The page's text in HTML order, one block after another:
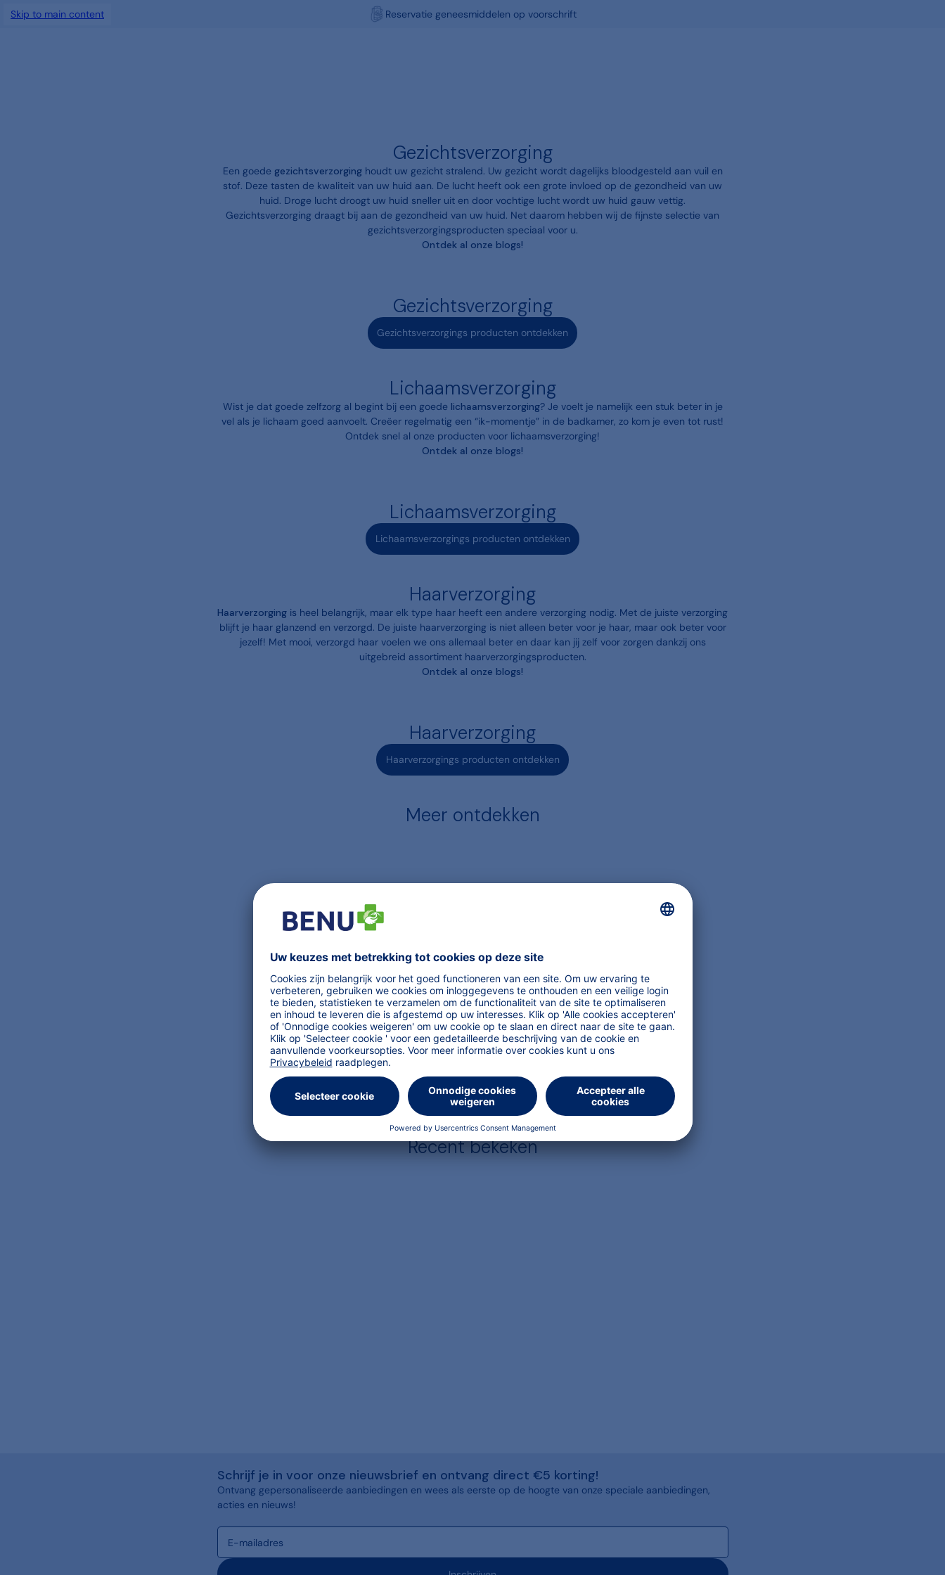
Skip to main content Gratis Click & Collect
Gezichtsverzorging
Een goede gezichtsverzorging houdt uw gezicht stralend. Uw gezicht wordt dagelijks bloodgesteld aan vuil en
stof. Deze tasten de kwaliteit van uw huid aan. De lucht heeft ook een grote invloed op de gezondheid van uw
huid. Droge lucht droogt uw huid sneller uit en door vochtige lucht wordt uw huid gauw vettig.
Gezichtsverzorging draagt bij aan de gezondheid van uw huid. Net daarom hebben wij de fijnste selectie van
gezichtsverzorgingsproducten speciaal voor u.
Ontdek al onze blogs!
Gezichtsverzorging
Gezichtsverzorgings producten ontdekken
Lichaamsverzorging
Wist je dat goede zelfzorg al begint bij een goede lichaamsverzorging? Je voelt je namelijk een stuk beter in je
vel als je lichaam goed aanvoelt. Creëer regelmatig een “ik-momentje” in de badkamer, zo kom je even tot rust!
Ontdek snel al onze producten voor lichaamsverzorging!
Ontdek al onze blogs!
Lichaamsverzorging
Lichaamsverzorgings producten ontdekken
Haarverzorging
Haarverzorging is heel belangrijk, maar elk type haar heeft een andere verzorging nodig. Met de juiste verzorging
blijft je haar glanzend en verzorgd. De juiste haarverzorging is niet alleen beter voor je haar, maar ook beter voor
jezelf! Met mooi, verzorgd haar voelen we ons allemaal beter en daar kan jij zelf voor zorgen dankzij ons
uitgebreid assortiment haarverzorgingsproducten.
Ontdek al onze blogs!
Haarverzorging
Haarverzorgings producten ontdekken
Meer ontdekken
Recent bekeken
Schrijf je in voor onze nieuwsbrief en ontvang direct €5 korting!
Ontvang gepersonaliseerde aanbiedingen en wees als eerste op de hoogte van onze speciale aanbiedingen,
acties en nieuws!